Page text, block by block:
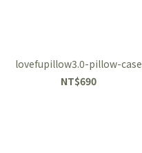
lovefupillow3.0-pillow-case
NT$690